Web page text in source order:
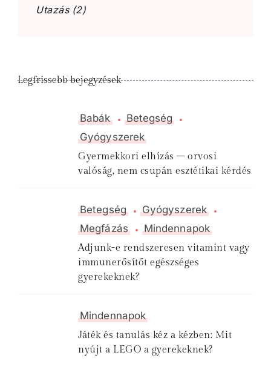
Utazás(2)
Legfrissebb bejegyzések
Babák
Betegség
Gyógyszerek
Gyermekkori elhízás – orvosi
valóság, nem csupán esztétikai kérdés
Betegség
Gyógyszerek
Megfázás
Mindennapok
Adjunk-e rendszeresen vitamint vagy
immunerősítőt egészséges
gyerekeknek?
Mindennapok
Játék és tanulás kéz a kézben: Mit
nyújt a LEGO a gyerekeknek?